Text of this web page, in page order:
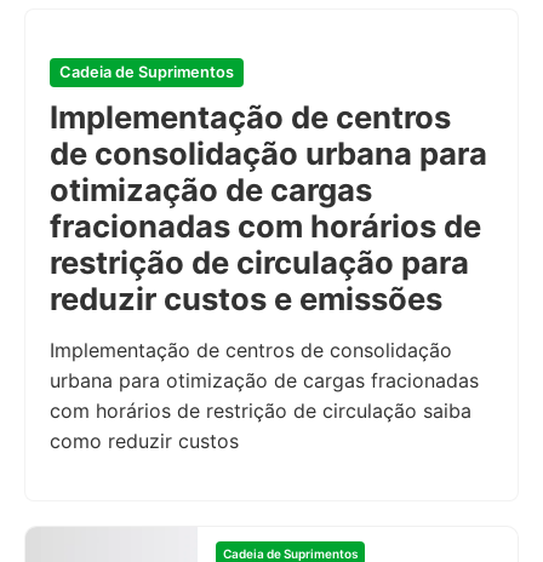
Cadeia de Suprimentos
Implementação de centros
de consolidação urbana para
otimização de cargas
fracionadas com horários de
restrição de circulação para
reduzir custos e emissões
Implementação de centros de consolidação
urbana para otimização de cargas fracionadas
com horários de restrição de circulação saiba
como reduzir custos
Cadeia de Suprimentos